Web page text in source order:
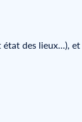
des lieux…),